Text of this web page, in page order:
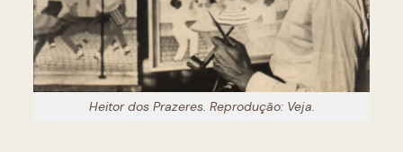
Heitor dos Prazeres. Reprodução: Veja.